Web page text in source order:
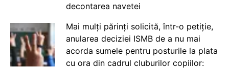
decontarea navetei
Mai mulți părinți solicită, într-o petiție,
anularea deciziei ISMB de a nu mai
acorda sumele pentru posturile la plata
cu ora din cadrul cluburilor copiilor: